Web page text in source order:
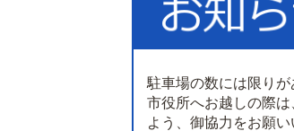
駐車場の数には限りが
市役所へお越しの際
よう、御協力をお願い